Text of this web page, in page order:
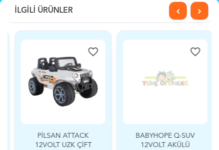
İLGİLİ ÜRÜNLER
favorite_border
PİLSAN ATTACK
12VOLT UZK ÇİFT
favorite_border
BABYHOPE Q-SUV
12VOLT AKÜLÜ